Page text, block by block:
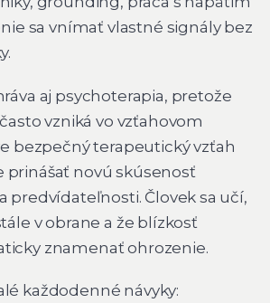
sa vnímať vlastné signály bez
aj psychoterapia, pretože
vzniká vo vzťahovom
bezpečný terapeutický vzťah
novú skúsenosť
predvídateľnosti. Človek sa učí,
v obrane a že blízkosť
znamenať ohrozenie.
každodenné návyky: